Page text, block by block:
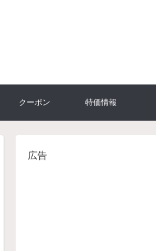
クーポン 特価情報
広告